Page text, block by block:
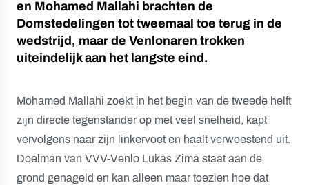
en Mohamed Mallahi brachten de
Domstedelingen tot tweemaal toe terug in de
wedstrijd, maar de Venlonaren trokken
uiteindelijk aan het langste eind.
Mohamed Mallahi zoekt in het begin van de tweede helft
zijn directe tegenstander op met veel snelheid, kapt
vervolgens naar zijn linkervoet en haalt verwoestend uit.
Doelman van VVV-Venlo Lukas Zima staat aan de
grond genageld en kan alleen maar toezien hoe dat